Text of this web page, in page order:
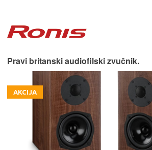
Pravi britanski audiofilski zvučnik.
AKCIJA